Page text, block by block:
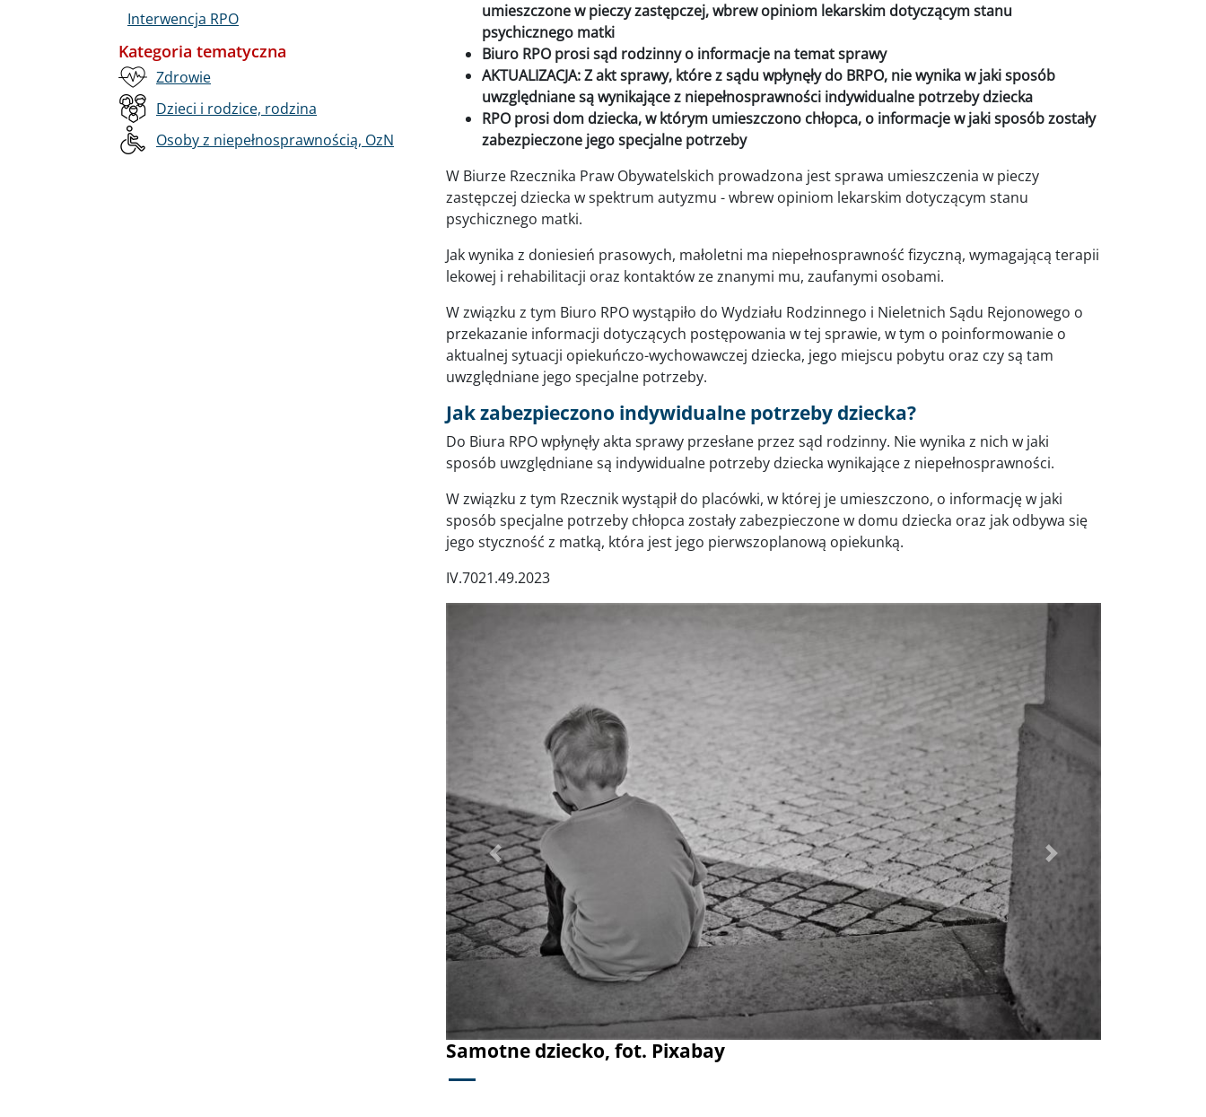
umieszczone w pieczy zastępczej, wbrew opiniom lekarskim dotyczącym stanu
psychicznego matki
Biuro RPO prosi sąd rodzinny o informacje na temat sprawy
AKTUALIZACJA: Z akt sprawy, które z sądu wpłynęły do BRPO, nie wynika w jaki sposób
uwzględniane są wynikające z niepełnosprawności indywidualne potrzeby dziecka
RPO prosi dom dziecka, w którym umieszczono chłopca, o informacje w jaki sposób zostały
zabezpieczone jego specjalne potrzeby
W Biurze Rzecznika Praw Obywatelskich prowadzona jest sprawa umieszczenia w pieczy
zastępczej dziecka w spektrum autyzmu - wbrew opiniom lekarskim dotyczącym stanu
psychicznego matki.
Jak wynika z doniesień prasowych, małoletni ma niepełnosprawność fizyczną, wymagającą terapii
lekowej i rehabilitacji oraz kontaktów ze znanymi mu, zaufanymi osobami.
W związku z tym Biuro RPO wystąpiło do Wydziału Rodzinnego i Nieletnich Sądu Rejonowego o
przekazanie informacji dotyczących postępowania w tej sprawie, w tym o poinformowanie o
aktualnej sytuacji opiekuńczo-wychowawczej dziecka, jego miejscu pobytu oraz czy są tam
uwzględniane jego specjalne potrzeby.
Jak zabezpieczono indywidualne potrzeby dziecka?
Do Biura RPO wpłynęły akta sprawy przesłane przez sąd rodzinny. Nie wynika z nich w jaki
sposób uwzględniane są indywidualne potrzeby dziecka wynikające z niepełnosprawności.
W związku z tym Rzecznik wystąpił do placówki, w której je umieszczono, o informację w jaki
sposób specjalne potrzeby chłopca zostały zabezpieczone w domu dziecka oraz jak odbywa się
jego styczność z matką, która jest jego pierwszoplanową opiekunką.
IV.7021.49.2023
Samotne dziecko, fot. Pixabay
Poprzednie Dalej
Interwencja RPO
Kategoria tematyczna
Zdrowie
Dzieci i rodzice, rodzina
Osoby z niepełnosprawnością, OzN